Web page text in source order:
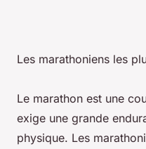
Les marathoniens les
Le marathon est une
exige une grande
physique. Les